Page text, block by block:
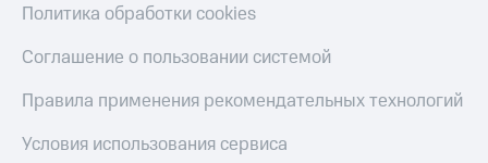
Политика обработки cookies
Соглашение о пользовании системой
Правила применения рекомендательных технологий
Условия использования сервиса